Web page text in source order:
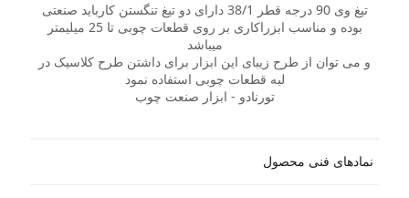
تیغ وی 90 درجه قطر 38/1 دارای دو تیغ تنگستن کارباید صنعتی
بوده و مناسب ابزراکاری بر روی قطعات چوبی تا 25 میلیمتر
میباشد
و می توان از طرح زیبای این ابزار برای داشتن طرح کلاسیک در
لبه قطعات چوبی استفاده نمود
تورنادو - ابزار صنعت چوب
نمادهای فنی محصول